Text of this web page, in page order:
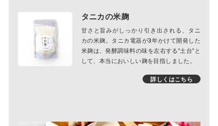
タニカの米麹
甘さと旨みがしっかり引き出される、タニ
カの米麹。タニカ電器が3年かけて開発した
米麹は、発酵調味料の味を左右する"土台"と
して、本当においしい麹を目指しました。
詳しくはこちら